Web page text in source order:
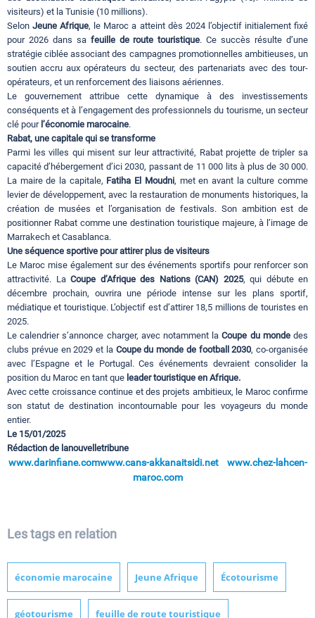
visiteurs) et la Tunisie (10 millions).
SelonJeune Afrique, le Maroc a atteint dès 2024 l’objectif initialement fixé
pour 2026 dans sa feuille de route touristique. Ce succès résulte d’une
stratégie ciblée associant des campagnes promotionnelles ambitieuses, un
soutien accru aux opérateurs du secteur, des partenariats avec des tour-
opérateurs, et un renforcement des liaisons aériennes.
Le gouvernement attribue cette dynamique à des investissements
conséquents et à l’engagement des professionnels du tourisme, un secteur
clé pour l’économie marocaine.
Rabat, une capitale qui se transforme
Parmi les villes qui misent sur leur attractivité, Rabat projette de tripler sa
capacité d’hébergement d’ici 2030, passant de 11 000 lits à plus de 30 000.
La maire de la capitale, Fatiha El Moudni, met en avant la culture comme
levier de développement, avec la restauration de monuments historiques, la
création de musées et l’organisation de festivals. Son ambition est de
positionner Rabat comme une destination touristique majeure, à l’image de
Marrakech et Casablanca.
Une séquence sportive pour attirer plus de visiteurs
Le Maroc mise également sur des événements sportifs pour renforcer son
attractivité. La Coupe d’Afrique des Nations (CAN) 2025, qui débute en
décembre prochain, ouvrira une période intense sur les plans sportif,
médiatique et touristique. L’objectif est d’attirer 18,5 millions de touristes en
2025.
Le calendrier s’annonce charger, avec notamment laCoupe du mondedes
clubs prévue en 2029 et la Coupe du monde de football 2030, co-organisée
avec l’Espagne et le Portugal. Ces événements devraient consolider la
position du Maroc en tant que leader touristique en Afrique.
Avec cette croissance continue et des projets ambitieux, le Maroc confirme
son statut de destination incontournable pour les voyageurs du monde
entier.
Le 15/01/2025
Rédaction de lanouvelletribune
www.darinfiane.comwww.cans-akkanaitsidi.net
www.chez-lahcen-
maroc.com
Les tags en relation
économie marocaine Jeune Afrique Écotourisme
géotourisme feuille de route touristique